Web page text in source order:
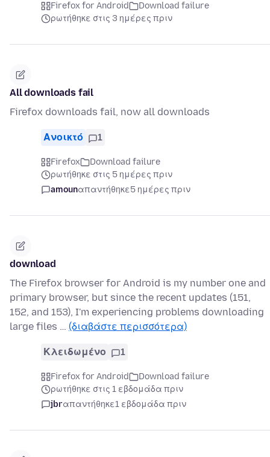
Firefox for Android
Download failure
ρωτήθηκε στις 3 ημέρες πριν
All downloads fail
Firefox downloads fail, now all downloads
Ανοικτό 1
Firefox
Download failure
ρωτήθηκε στις 5 ημέρες πριν
amounαπαντήθηκε5 ημέρες πριν
download
The Firefox browser for Android is my number one and
primary browser, but since the recent updates (151,
152, and 153), I'm experiencing problems downloading
large files … (διαβάστε περισσότερα)
Κλειδωμένο 1
Firefox for Android
Download failure
ρωτήθηκε στις 1 εβδομάδα πριν
jbrαπαντήθηκε1 εβδομάδα πριν